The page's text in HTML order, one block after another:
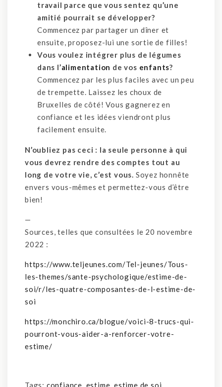
travail parce que vous sentez qu’une
amitié pourrait se développer?
Commencez par partager un dîner et
ensuite, proposez-lui une sortie de filles!
Vous voulez intégrer plus de légumes
dans l’alimentation de vos enfants?
Commencez par les plus faciles avec un peu
de trempette. Laissez les choux de
Bruxelles de côté! Vous gagnerez en
confiance et les idées viendront plus
facilement ensuite.
N’oubliez pas ceci : la seule personne à qui
vous devrez rendre des comptes tout au
long de votre vie, c’est vous. Soyez honnête
envers vous-mêmes et permettez-vous d’être
bien!
—
Sources, telles que consultées le 20 novembre
2022 :
https://www.teljeunes.com/Tel-jeunes/Tous-
les-themes/sante-psychologique/estime-de-
soi/r/les-quatre-composantes-de-l-estime-de-
soi
https://monchiro.ca/blogue/voici-8-trucs-qui-
pourront-vous-aider-a-renforcer-votre-
estime/